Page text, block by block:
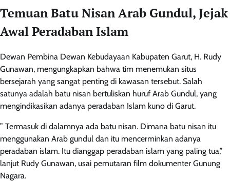
Temuan Batu Nisan Arab Gundul, Jejak
Awal Peradaban Islam
Dewan Pembina Dewan Kebudayaan Kabupaten Garut, H. Rudy
Gunawan, mengungkapkan bahwa tim menemukan situs
bersejarah yang sangat penting di kawasan tersebut. Salah
satunya adalah batu nisan bertuliskan huruf Arab Gundul, yang
mengindikasikan adanya peradaban Islam kuno di Garut.
” Termasuk di dalamnya ada batu nisan. Dimana batu nisan itu
menggunakan Arab gundul dan itu mencerminkan adanya
peradaban islam. Itu dianggap peradaban islam yang paling tua,”
lanjut Rudy Gunawan, usai pemutaran film dokumenter Gunung
Nagara.